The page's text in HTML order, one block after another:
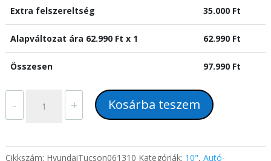
Extra felszereltség 35.000 Ft
Alapváltozat ára 62.990 Ft x 1 62.990 Ft
Összesen 97.990 Ft
-
2013)
+ Kosárba teszem
Cikkszám: HyundaiTucson061310 Kategóriák: 10", Autó-